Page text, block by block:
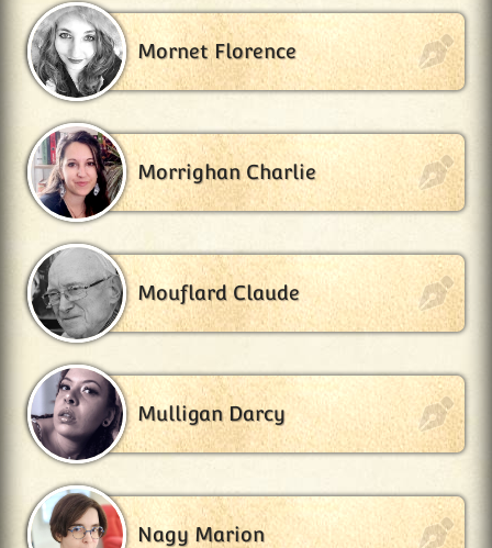
Mornet Florence
Morrighan Charlie
Mouflard Claude
Mulligan Darcy
Nagy Marion